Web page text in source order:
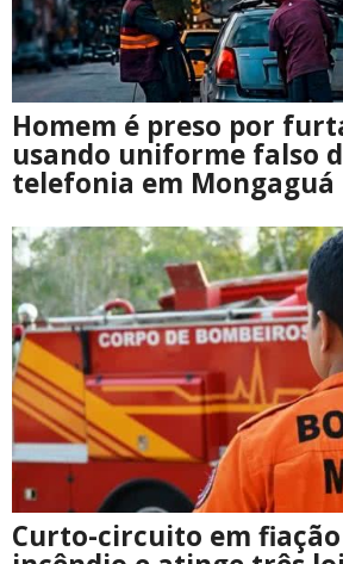
Homem é preso por
usando uniforme falso
telefonia em Mongaguá
Curto-circuito em